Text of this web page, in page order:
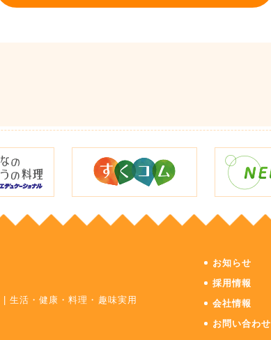
|生活・健康・料理・趣味実用
お知らせ
採用情報
会社情報
お問い合わせ